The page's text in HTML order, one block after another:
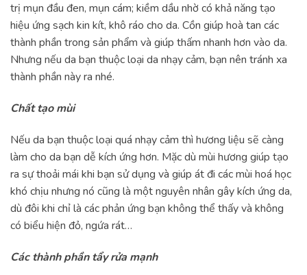
trị mụn đầu đen, mụn cám; kiềm dầu nhờ có khả năng tạo
hiệu ứng sạch kin kít, khô ráo cho da. Cồn giúp hoà tan các
thành phần trong sản phẩm và giúp thấm nhanh hơn vào da.
Nhưng nếu da bạn thuộc loại da nhạy cảm, bạn nên tránh xa
thành phần này ra nhé.
Chất tạo mùi
Nếu da bạn thuộc loại quá nhạy cảm thì hương liệu sẽ càng
làm cho da bạn dễ kích ứng hơn. Mặc dù mùi hương giúp tạo
ra sự thoải mái khi bạn sử dụng và giúp át đi các mùi hoá học
khó chịu nhưng nó cũng là một nguyên nhân gây kích ứng da,
dù đôi khi chỉ là các phản ứng bạn không thể thấy và không
có biểu hiện đỏ, ngứa rát…
Các thành phần tẩy rửa mạnh